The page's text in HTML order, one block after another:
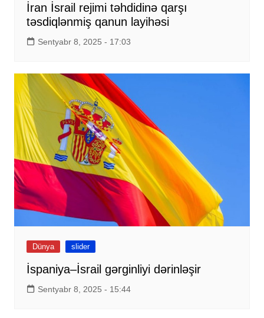
İran İsrail rejimi təhdidinə qarşı
təsdiqlənmiş qanun layihəsi
Sentyabr 8, 2025 - 17:03
Dünya slider
İspaniya–İsrail gərginliyi dərinləşir
Sentyabr 8, 2025 - 15:44